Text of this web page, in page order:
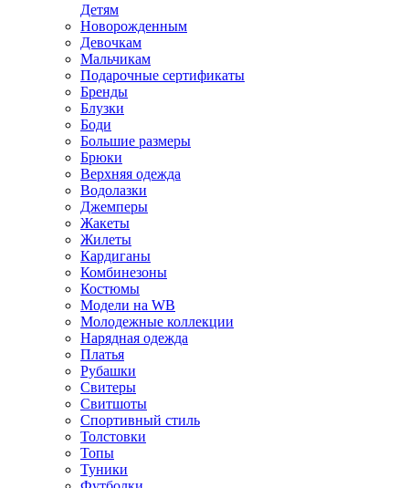
Детям
Новорожденным
Девочкам
Мальчикам
Подарочные сертификаты
Бренды
Блузки
Боди
Большие размеры
Брюки
Верхняя одежда
Водолазки
Джемперы
Жакеты
Жилеты
Кардиганы
Комбинезоны
Костюмы
Модели на WB
Молодежные коллекции
Нарядная одежда
Платья
Рубашки
Свитеры
Свитшоты
Спортивный стиль
Толстовки
Топы
Туники